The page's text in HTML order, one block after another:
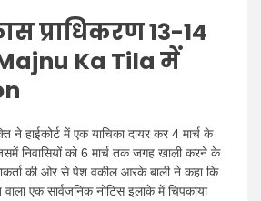
प्राधिकरण 13-14
Ka Tila में
ने हाईकोर्ट में एक याचिका दायर कर 4 मार्च के
निवासियों को 6 मार्च तक जगह खाली करने के
की ओर से पेश वकील आरके बाली ने कहा कि
एक सार्वजनिक नोटिस इलाके में चिपकाया